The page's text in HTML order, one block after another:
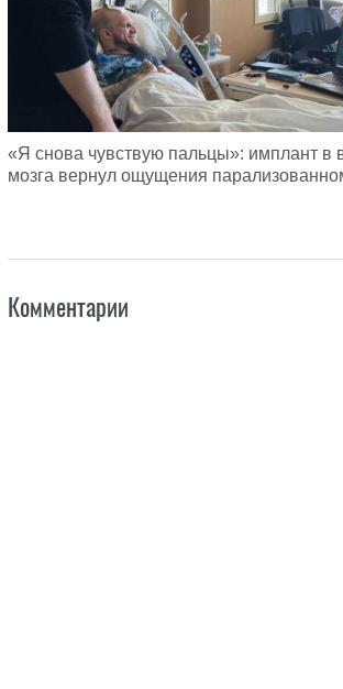
«Я снова чувствую пальцы»: имплант в
мозга вернул ощущения
Комментарии